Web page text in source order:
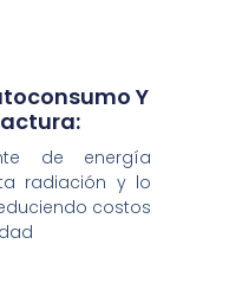
Y
de energía
radiación y lo
costos